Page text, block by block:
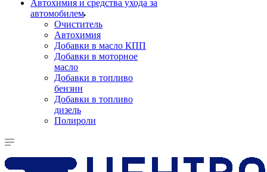
Автохимия и средства ухода за
автомобилем
Очиститель
Автохимия
Добавки в масло КПП
Добавки в моторное
масло
Добавки в топливо
бензин
Добавки в топливо
дизель
Полироли